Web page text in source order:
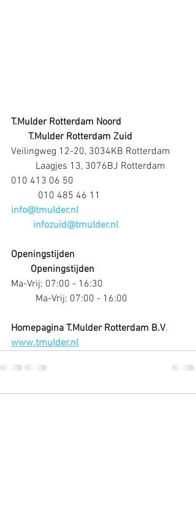
T.Mulder Rotterdam Noord
T.Mulder Rotterdam Zuid
Veilingweg 12-20, 3034KB Rotterdam
          Laagjes 13, 3076BJ Rotterdam
010 413 06 50
           010 485 46 11
info@tmulder.nl
         infozuid@tmulder.nl
Openingstijden
        Openingstijden
Ma-Vrij: 07:00 - 16:30
          Ma-Vrij: 07:00 - 16:00
Homepagina T.Mulder Rotterdam B.V.
www.tmulder.nl